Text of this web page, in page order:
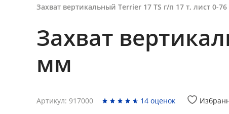
Захват вертикальный Terrier 17 TS г/п 17 т, лист 0-
Захват
мм
Артикул: 917000 14 оценок